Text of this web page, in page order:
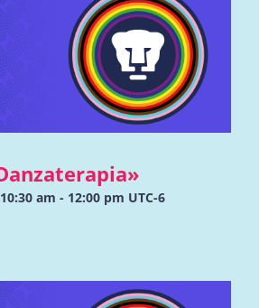
am - 12:00 pm UTC-6